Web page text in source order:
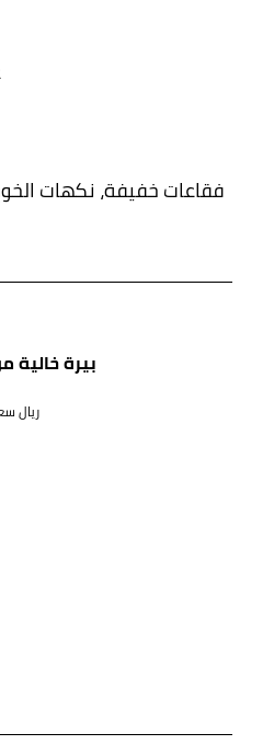
فقاعات خفيفة، نكهات
بيرة خالية
71